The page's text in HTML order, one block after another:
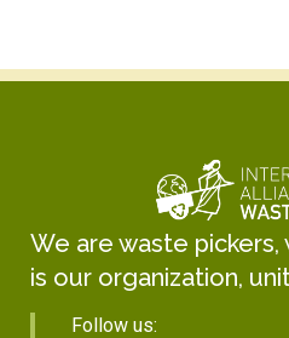
We are waste pickers,
is our organization,
Follow us: